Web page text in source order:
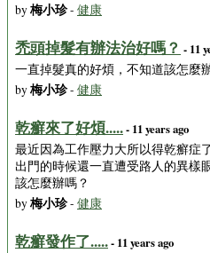
by梅小珍- 健康
禿頭掉髮有辦法治好嗎？ - 11
一直掉髮真的好煩，不知道該怎麼
by梅小珍- 健康
乾癬來了好煩.....- 11 years ago
最近因為工作壓力大所以得乾癬症
出門的時候還一直遭受路人的異樣
該怎麼辦嗎？
by梅小珍- 健康
乾癬發作了.....- 11 years ago